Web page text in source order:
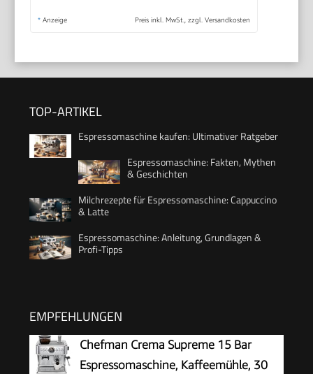
* Anzeige Preis inkl. MwSt., zzgl. Versandkosten
TOP-ARTIKEL
Espressomaschine kaufen: Ultimativer Ratgeber
Espressomaschine: Fakten, Mythen
& Geschichten
Milchrezepte für Espressomaschine: Cappuccino
& Latte
Espressomaschine: Anleitung, Grundlagen &
Profi-Tipps
EMPFEHLUNGEN
Chefman Crema Supreme 15 Bar
Espressomaschine, Kaffeemühle, 30